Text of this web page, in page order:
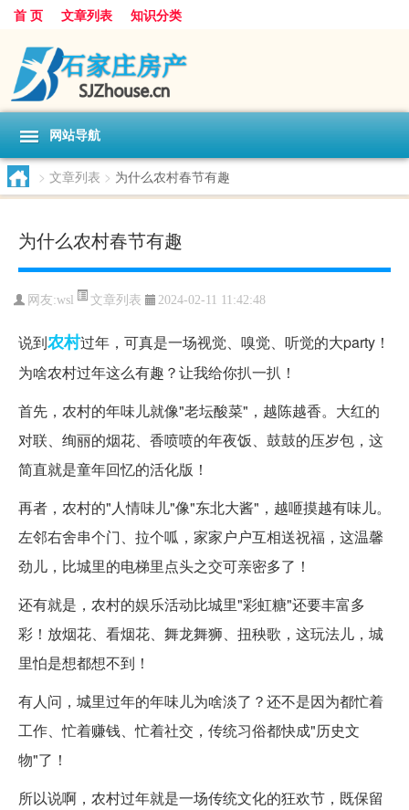
首 页 文章列表 知识分类
网站导航
> 文章列表 > 为什么农村春节有趣
为什么农村春节有趣
网友:wsl 文章列表 2024-02-11 11:42:48
说到农村过年，可真是一场视觉、嗅觉、听觉的大party！
为啥农村过年这么有趣？让我给你扒一扒！
首先，农村的年味儿就像"老坛酸菜"，越陈越香。大红的
对联、绚丽的烟花、香喷喷的年夜饭、鼓鼓的压岁包，这
简直就是童年回忆的活化版！
再者，农村的"人情味儿"像"东北大酱"，越咂摸越有味儿。
左邻右舍串个门、拉个呱，家家户户互相送祝福，这温馨
劲儿，比城里的电梯里点头之交可亲密多了！
还有就是，农村的娱乐活动比城里"彩虹糖"还要丰富多
彩！放烟花、看烟花、舞龙舞狮、扭秧歌，这玩法儿，城
里怕是想都想不到！
有人问，城里过年的年味儿为啥淡了？还不是因为都忙着
工作、忙着赚钱、忙着社交，传统习俗都快成"历史文
物"了！
所以说啊，农村过年就是一场传统文化的狂欢节，既保留